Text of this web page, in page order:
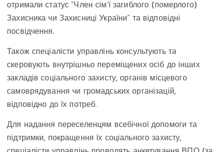
отримали статус “Член сім’ї загиблого (померлого)
Захисника чи Захисниці України” та відповідні
посвідчення.
Також спеціалісти управлінь консультують та
скеровують внутрішньо переміщених осіб до інших
закладів соціального захисту, органів місцевого
самоврядування чи громадських організацій,
відповідно до їх потреб.
Для надання переселенцям всебічної допомоги та
підтримки, покращення їх соціального захисту,